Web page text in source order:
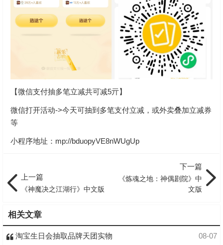
【微信支付抽多笔立减共可减5亓】
微信打开活动->今天可抽到多笔支付立减，或外卖叠加立减券
等
小程序地址：mp://bduopyVE8nWUgUp
上一篇
《神魔决之江湖行》中文版
下一篇
《炼魂之地：神偶剧院》中
文版
相关文章
08-07
淘宝生日会抽取品牌天团实物